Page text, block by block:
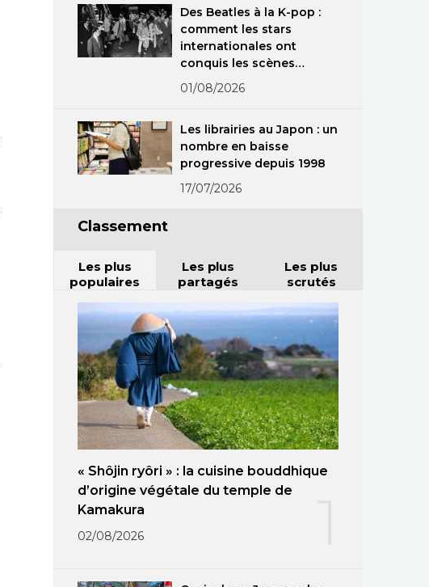
Des Beatles à la K-pop :
comment les stars
internationales ont
conquis les scènes
japonaises
01/08/2026
Les librairies au Japon : un
nombre en baisse
progressive depuis 1998
17/07/2026
Classement
Les plus
populaires
Les plus
partagés
Les plus
scrutés
« Shôjin ryôri » : la cuisine bouddhique
d’origine végétale du temple de
Kamakura
02/08/2026